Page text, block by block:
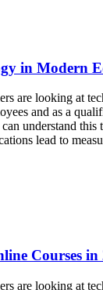
in Modern
are looking at
and as a
understand
lead to
Courses in
are looking at